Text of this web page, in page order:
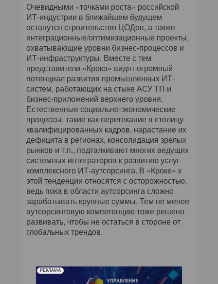
Очевидными «точками роста» российской
ИТ-индустрии в ближайшем будущем
останутся строительство ЦОДов, а также
интеграционные/оптимизационные проекты,
охватывающие уровни бизнес-процессов и
ИТ-инфраструктуры. Вместе с тем
представители «Крока» видят огромный
потенциал развития промышленных ИТ-
систем, работающих на стыке АСУ ТП и
бизнес-приложений верхнего уровня.
Естественные социально-экономические
процессы, такие как перетекание в столицу
квалифицированных кадров, нарастание их
дефицита в регионах, консолидация зрелых
рынков и т.п., подталкивают многих ведущих
системных интеграторов к развитию услуг
комплексного ИТ-аутсорсинга. В «Кроке» к
этой тенденции относятся с осторожностью,
ведь пока в области аутсорсинга сложно
зарабатывать крупные суммы. Тем не менее
аутсорсинговую компетенцию тоже решено
развивать, чтобы не остаться в стороне от
глобальных трендов.
РЕКЛАМА